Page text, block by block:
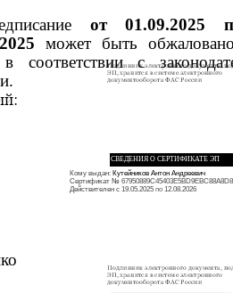
от01.09.2025
2025может быть
с
СВЕДЕНИЯ О СЕРТИФИКАТЕ ЭП
Кому выдан: Кутейников Антон Андреевич
Сертификат №
Действителен с 19.05.2025 по 12.08.2026